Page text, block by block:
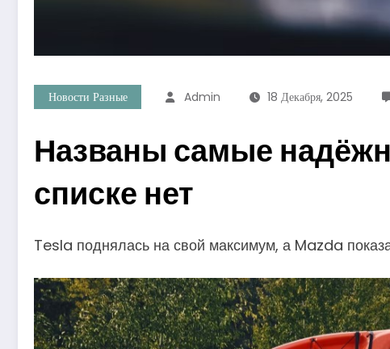
Новости Разные Admin 18 Декабря, 2025
Названы самые
списке нет
Tesla поднялась на свой максимум, а Mazda